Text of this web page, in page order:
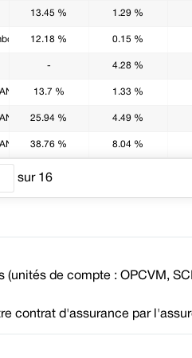
13.45 % 1.29 %
S.à r.l.
12.18 % 0.15 %
- 4.28 %
Europe
13.7 % 1.33 %
Europe
25.94 % 4.49 %
Europe
38.76 % 8.04 %
sur 16
de compte : OPCVM,
contrat d'assurance par